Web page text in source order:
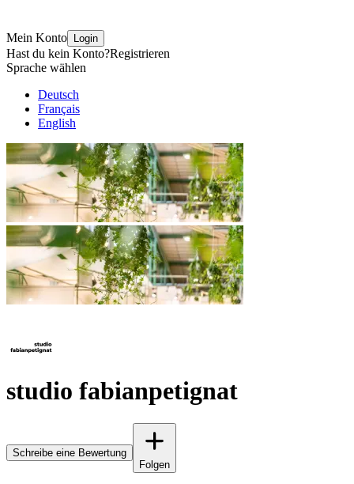
Mein Konto Login
Hast du kein Konto?Registrieren
Sprache wählen
Deutsch
Français
English
studio fabianpetignat
Schreibe eine Bewertung
Folgen